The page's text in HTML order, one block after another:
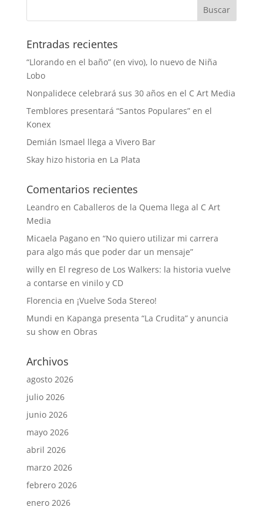
Entradas recientes
“Llorando en el baño” (en vivo), lo nuevo de Niña
Lobo
Nonpalidece celebrará sus 30 años en el C Art Media
Temblores presentará “Santos Populares” en el
Konex
Demián Ismael llega a Vivero Bar
Skay hizo historia en La Plata
Comentarios recientes
Leandroen Caballeros de la Quema llega al C Art
Media
Micaela Paganoen “No quiero utilizar mi carrera
para algo más que poder dar un mensaje”
willyen El regreso de Los Walkers: la historia vuelve
a contarse en vinilo y CD
Florencia en ¡Vuelve Soda Stereo!
Mundi en Kapanga presenta “La Crudita” y anuncia
su show en Obras
Archivos
agosto 2026
julio 2026
junio 2026
mayo 2026
abril 2026
marzo 2026
febrero 2026
enero 2026